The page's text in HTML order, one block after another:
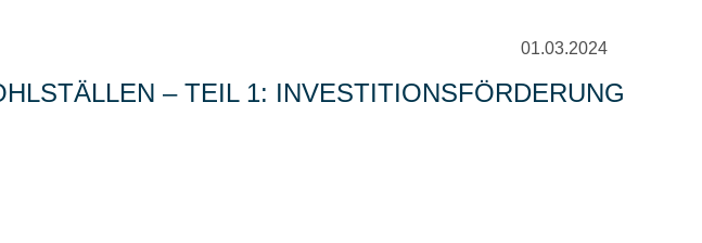
01.03.2024
– TEIL 1: INVESTITIONSFÖRDERUNG